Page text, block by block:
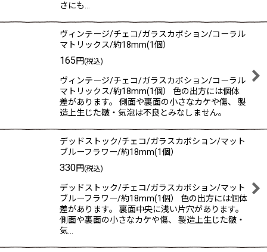
さにも…
ヴィンテージ/チェコ/ガラスカボション/コーラル
マトリックス/約18mm(1個）
165円(税込)
ヴィンテージ/チェコ/ガラスカボション/コーラル
マトリックス/約18mm(1個） 色の出方には個体
差があります。 側面や裏面の小さなカケや傷、 製
造上生じた皺・気泡は不良とみなしません。
デッドストック/チェコ/ガラスカボション/マット
ブルーフラワー/約18mm(1個）
330円(税込)
デッドストック/チェコ/ガラスカボション/マット
ブルーフラワー/約18mm(1個） 色の出方には個体
差があります。 裏面中央に浅い片穴があります。
側面や裏面の小さなカケや傷、 製造上生じた皺・
気…